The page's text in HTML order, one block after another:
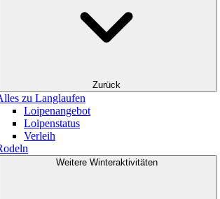
Zurück
zu Langlaufen
Loipenangebot
Loipenstatus
Verleih
Weitere Winteraktivitäten